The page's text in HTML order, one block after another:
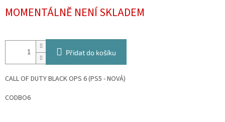
cena:
MOMENTÁLNĚ NENÍ SKLADEM
Přidat do košíku
CALL OF DUTY BLACK OPS 6 (PS5 - NOVÁ)
CODBO6